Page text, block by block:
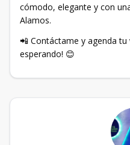
cómodo, elegante y con
Alamos.
📲 Contáctame y agenda tu
esperando! 😊